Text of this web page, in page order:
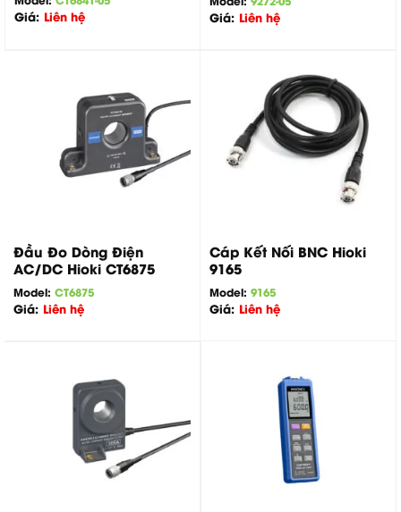
Giá: Liên hệ Giá: Liên hệ
Đầu Đo Dòng Điện
AC/DC Hioki CT6875
Model: CT6875
Giá: Liên hệ
Cáp Kết Nối BNC Hioki
9165
Model: 9165
Giá: Liên hệ